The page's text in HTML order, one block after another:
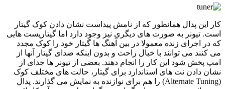
کار این پدال همانطور که از نامش پیداست نشان دادن کوک گیتار
است. تیونر به صورت های دیگری نیز وجود دارد اما گیتاریست هایی
که در اجرای زنده معمولا در بین آهنگ ها گیتار خود را کوک مجدد
می کنند می توانند با خیال راحت و بدون اینکه صدای گیتار آنها از
امپ پخش شود این کار را انجام دهند. بعضی از تیونر ها جدای از
نشان دادن نت های استاندارد برای گیتار، حالت های مختلف کوک
(Alternate Tuning) را هم برای نوازنده به نمایش می گذارند. پدال